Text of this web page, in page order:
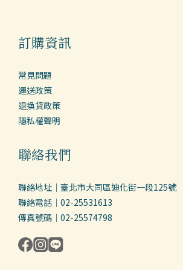
訂購資訊
常見問題
運送政策
退換貨政策
隱私權聲明
聯絡我們
聯絡地址｜臺北市大同區迪化街一段125號
聯絡電話｜02-25531613
傳真號碼｜02-25574798